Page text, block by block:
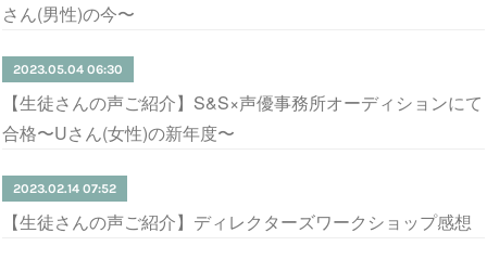
さん(男性)の今〜
2023.05.04 06:30
【生徒さんの声ご紹介】S&S×声優事務所オーディションにて
合格〜Uさん(女性)の新年度〜
2023.02.14 07:52
【生徒さんの声ご紹介】ディレクターズワークショップ感想